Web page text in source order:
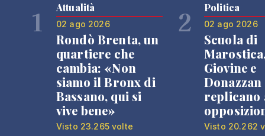
1 Attualità
02 ago 2026
Rondò Brenta, un
quartiere che
cambia: «Non
siamo il Bronx di
Bassano, qui si
vive bene»
Visto 23.265 volte
2 Politica
02 ago 2026
Scuola di
Giovine e
Donazzan
replicano
Visto 20.262